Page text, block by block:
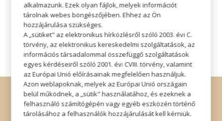
© Copyright - Szabó Imre Hair & Beauty
Impresszum| Adatkezelési tájékoztató Elállás
alkalmazunk. Ezek olyan fájlok, melyek információt
tárolnak webes böngészőjében. Ehhez az Ön
hozzájárulása szükséges.
A „sütiket" az elektronikus hírközlésről szóló 2003. évi C.
törvény, az elektronikus kereskedelmi szolgáltatások, az
információs társadalommal összefüggő szolgáltatások
egyes kérdéseiről szóló 2001. évi CVIII. törvény, valamint
az Európai Unió előírásainak megfelelően használjuk.
Azon weblapoknak, melyek az Európai Unió országain
belül működnek, a „sütik" használatához, és ezeknek a
felhasználó számítógépén vagy egyéb eszközén történő
tárolásához a felhasználók hozzájárulását kell kérniük.